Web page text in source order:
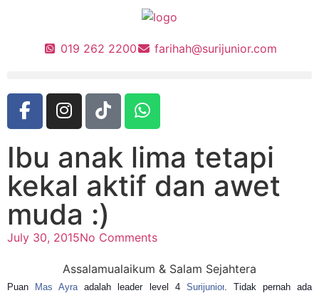
019 262 2200 farihah@surijunior.com
Ibu anak lima tetapi
kekal aktif dan awet
muda :)
July 30, 2015No Comments
Assalamualaikum & Salam Sejahtera
Puan Mas Ayra adalah leader level 4 Surijunior. Tidak pernah ada